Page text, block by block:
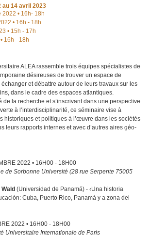
au 14 avril 2023
• 16h- 18h
• 16h - 18h
• 15h - 17h
16h - 18h
ALEA rassemble trois équipes spécialistes de
désireuses de trouver un espace de
et débattre autour de leurs travaux sur les
dans le cadre des espaces atlantiques.
de la recherche et s’inscrivant dans une perspective
à l’interdisciplinarité, ce séminaire vise à
historiques et politiques à l’œuvre dans les sociétés
leurs rapports internes et avec d’autres aires géo-
2022 • 16H00 - 18H00
de Sorbonne Université (28 rue Serpente 75005
(Universidad de Panamá) - ‹Una historia
Cuba, Puerto Rico, Panamá y a zona del
2022 • 16H00 - 18H00
Universitaire Internationale de Paris